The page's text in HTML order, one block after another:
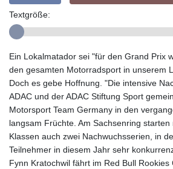
Textgröße:
Ein Lokalmatador sei "für den Grand Prix
den gesamten Motorradsport in unserem
Doch es gebe Hoffnung. "Die intensive
ADAC und der ADAC Stiftung Sport
Motorsport Team Germany in den
langsam Früchte. Am Sachsenring
Klassen auch zwei Nachwuchsserien, in
Teilnehmer in diesem Jahr sehr
Fynn Kratochwil fährt im Red Bull